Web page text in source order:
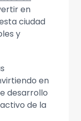
en
ciudad
y
en
desarrollo
de la